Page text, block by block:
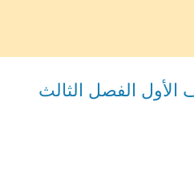
الأول الفصل الثالث